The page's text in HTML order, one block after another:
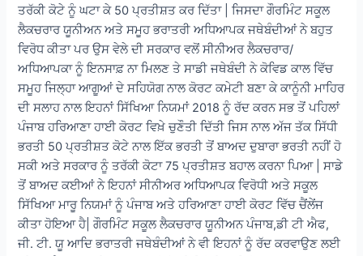
ਤਰੱਕੀ ਕੋਟੇ ਨੂੰ ਘਟਾ ਕੇ 50 ਪ੍ਰਤੀਸ਼ਤ ਕਰ ਦਿੱਤਾ | ਜਿਸਦਾ ਗੌਰਮਿੰਟ ਸਕੂਲ
ਲੈਕਚਰਾਰ ਯੂਨੀਅਨ ਅਤੇ ਸਮੂਹ ਭਰਾਤਰੀ ਅਧਿਆਪਕ ਜਥੇਬੰਦੀਆਂ ਨੇ ਬਹੁਤ
ਵਿਰੋਧ ਕੀਤਾ ਪਰ ਉਸ ਵੇਲੇ ਦੀ ਸਰਕਾਰ ਵਲੋਂ ਸੀਨੀਅਰ ਲੈਕਚਰਾਰ/
ਅਧਿਆਪਕਾ ਨੂੰ ਇਨਸਾਫ਼ ਨਾ ਮਿਲਣ ਤੇ ਸਾਡੀ ਜਥੇਬੰਦੀ ਨੇ ਕੋਵਿਡ ਕਾਲ ਵਿੱਚ
ਸਮੂਹ ਜਿਲ੍ਹਾ ਆਗੂਆਂ ਦੇ ਸਹਿਯੋਗ ਨਾਲ ਕੋਰਟ ਕਮੇਟੀ ਬਣਾ ਕੇ ਕਾਨੂੰਨੀ ਮਾਹਿਰ
ਦੀ ਸਲਾਹ ਨਾਲ ਇਹਨਾਂ ਸਿੱਖਿਆ ਨਿਯਮਾਂ 2018 ਨੂੰ ਰੱਦ ਕਰਨ ਸਭ ਤੋਂ ਪਹਿਲਾਂ
ਪੰਜਾਬ ਹਰਿਆਣਾ ਹਾਈ ਕੋਰਟ ਵਿਖ਼ੇ ਚੁਣੌਤੀ ਦਿੱਤੀ ਜਿਸ ਨਾਲ ਅੱਜ ਤੱਕ ਸਿੱਧੀ
ਭਰਤੀ 50 ਪ੍ਰਤੀਸ਼ਤ ਕੋਟੇ ਨਾਲ ਇੱਕ ਭਰਤੀ ਤੋਂ ਬਾਅਦ ਦੁਬਾਰਾ ਭਰਤੀ ਨਹੀਂ ਹੋ
ਸਕੀ ਅਤੇ ਸਰਕਾਰ ਨੂੰ ਤਰੱਕੀ ਕੋਟਾ 75 ਪ੍ਰਤੀਸ਼ਤ ਬਹਾਲ ਕਰਨਾ ਪਿਆ | ਸਾਡੇ
ਤੋਂ ਬਾਅਦ ਕਈਆਂ ਨੇ ਇਹਨਾਂ ਸੀਨੀਅਰ ਅਧਿਆਪਕ ਵਿਰੋਧੀ ਅਤੇ ਸਕੂਲ
ਸਿੱਖਿਆ ਮਾਰੂ ਨਿਯਮਾਂ ਨੂੰ ਪੰਜਾਬ ਅਤੇ ਹਰਿਆਣਾ ਹਾਈ ਕੋਰਟ ਵਿੱਚ ਚੈਂਲੇਂਜ
ਕੀਤਾ ਹੋਇਆ ਹੈ| ਗੌਰਮਿੰਟ ਸਕੂਲ ਲੈਕਚਰਾਰ ਯੂਨੀਅਨ ਪੰਜਾਬ,ਡੀ ਟੀ ਐਫ,
ਜੀ. ਟੀ. ਯੂ ਆਦਿ ਭਰਾਤਰੀ ਜਥੇਬੰਦੀਆਂ ਨੇ ਵੀ ਇਹਨਾਂ ਨੂੰ ਰੱਦ ਕਰਵਾਉਣ ਲਈ